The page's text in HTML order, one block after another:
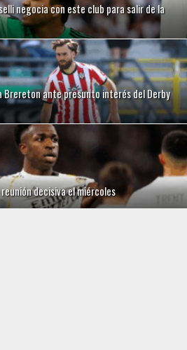
negocia con este club para salir de la
Brereton ante presunto interés del Derby
decisiva el miércoles